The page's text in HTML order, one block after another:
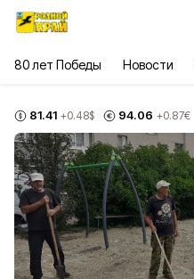
80 лет Победы Новости
81.41 +0.48$ 94.06 +0.87€